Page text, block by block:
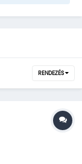
RENDEZÉS